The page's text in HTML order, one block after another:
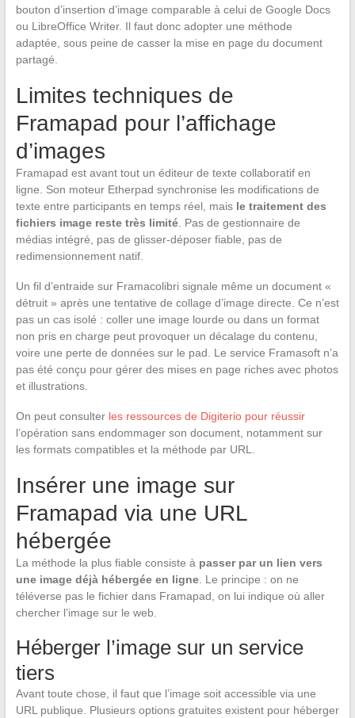
bouton d’insertion d’image comparable à celui de Google Docs
ou LibreOffice Writer. Il faut donc adopter une méthode
adaptée, sous peine de casser la mise en page du document
partagé.
Limites techniques de
Framapad pour l’affichage
d’images
Framapad est avant tout un éditeur de texte collaboratif en
ligne. Son moteur Etherpad synchronise les modifications de
texte entre participants en temps réel, mais le traitement des
fichiers image reste très limité. Pas de gestionnaire de
médias intégré, pas de glisser-déposer fiable, pas de
redimensionnement natif.
Un fil d’entraide sur Framacolibri signale même un document «
détruit » après une tentative de collage d’image directe. Ce n’est
pas un cas isolé : coller une image lourde ou dans un format
non pris en charge peut provoquer un décalage du contenu,
voire une perte de données sur le pad. Le service Framasoft n’a
pas été conçu pour gérer des mises en page riches avec photos
et illustrations.
On peut consulter les ressources de Digiterio pour réussir
l’opération sans endommager son document, notamment sur
les formats compatibles et la méthode par URL.
Insérer une image sur
Framapad via une URL
hébergée
La méthode la plus fiable consiste à passer par un lien vers
une image déjà hébergée en ligne. Le principe : on ne
téléverse pas le fichier dans Framapad, on lui indique où aller
chercher l’image sur le web.
Héberger l’image sur un service
tiers
Avant toute chose, il faut que l’image soit accessible via une
URL publique. Plusieurs options gratuites existent pour héberger